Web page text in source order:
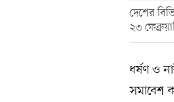
দেশের
২৩
ধর্ষণ ও
সমাবেশ